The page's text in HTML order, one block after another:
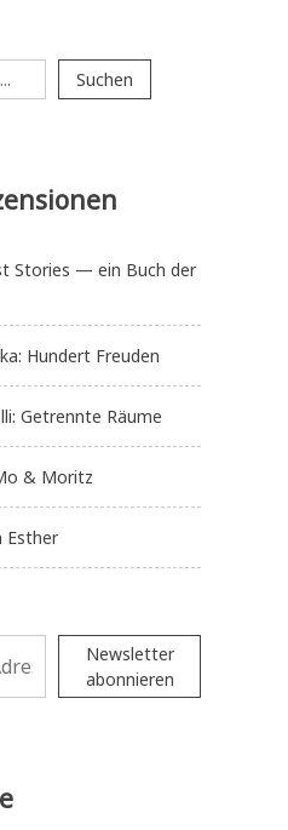
Suchen
Stories — ein Buch der
Hundert Freuden
Getrennte Räume
& Moritz
Esther
Newsletter
abonnieren